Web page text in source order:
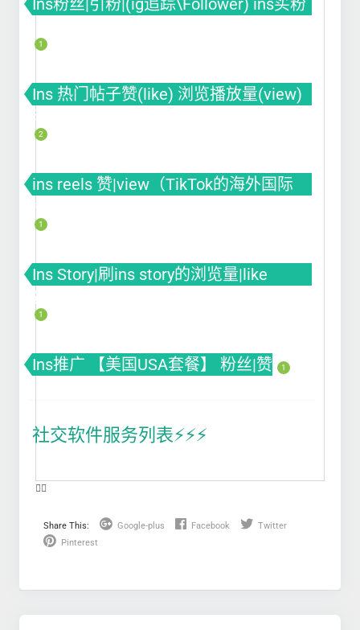
Ins粉丝|引粉|(ig追踪\Follower) ins买粉
1
Ins 热门帖子赞(like) 浏览播放量(view)
曝光(impression)
2
ins reels 赞|view（TikTok的海外国际
版）
1
Ins Story|刷ins story的浏览量|like
赞|impression曝光|投票Poll
1
Ins推广 【美国USA套餐】 粉丝|赞 1
社交软件服务列表⚡️⚡️⚡️
❤️‍🔥
Share This: Google-plus Facebook
Twitter
Pinterest